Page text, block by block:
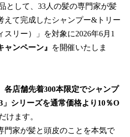
として、33人の髪の専門家が髪
えて完成したシャンプー&トリー
スリー）」を対象に2026年6月1
ャンペーン』
を開催いたしま
各店舗先着300本限定でシャンプ
シリーズを通常価格より10％O
けます。
門家が髪と頭皮のことを本気で